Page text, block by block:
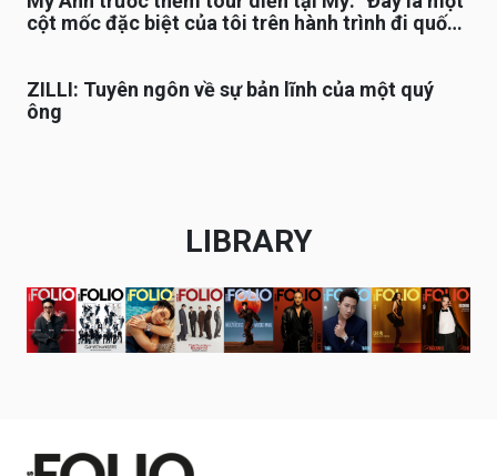
cột mốc đặc biệt của tôi trên hành trình đi quốc
ZILLI: Tuyên ngôn về sự bản lĩnh của một quý
ông
LIBRARY